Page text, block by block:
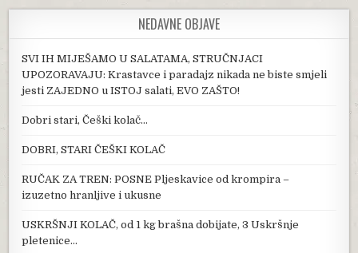
NEDAVNE OBJAVE
SVI IH MIJEŠAMO U SALATAMA, STRUČNJACI
UPOZORAVAJU: Krastavce i paradajz nikada ne biste smjeli
jesti ZAJEDNO u ISTOJ salati, EVO ZAŠTO!
Dobri stari, Češki kolač…
DOBRI, STARI ČEŠKI KOLAČ
RUČAK ZA TREN: POSNE Pljeskavice od krompira –
izuzetno hranljive i ukusne
USKRŠNJI KOLAČ, od 1 kg brašna dobijate, 3 Uskršnje
pletenice…